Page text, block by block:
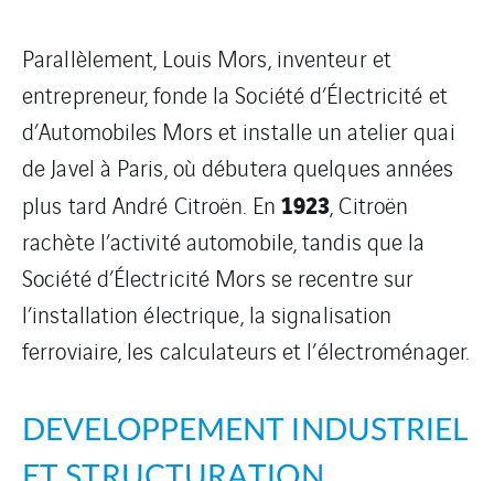
Parallèlement, Louis Mors, inventeur et
entrepreneur, fonde la Société d’Électricité et
d’Automobiles Mors et installe un atelier quai
de Javel à Paris, où débutera quelques années
plus tard André Citroën. En 1923, Citroën
rachète l’activité automobile, tandis que la
Société d’Électricité Mors se recentre sur
l’installation électrique, la signalisation
ferroviaire, les calculateurs et l’électroménager.
DEVELOPPEMENT INDUSTRIEL